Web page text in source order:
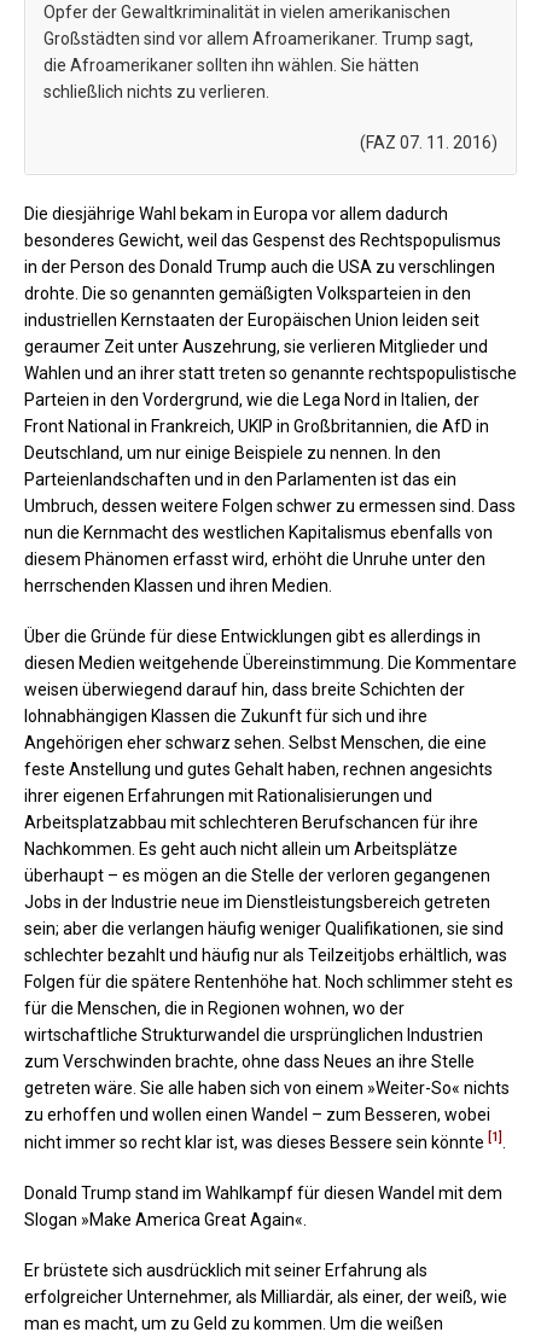
Opfer der Gewaltkriminalität in vielen amerikanischen
Großstädten sind vor allem Afroamerikaner. Trump sagt,
die Afroamerikaner sollten ihn wählen. Sie hätten
schließlich nichts zu verlieren.
(FAZ 07. 11. 2016)
Die diesjährige Wahl bekam in Europa vor allem dadurch
besonderes Gewicht, weil das Gespenst des Rechtspopulismus
in der Person des Donald Trump auch die USA zu verschlingen
drohte. Die so genannten gemäßigten Volksparteien in den
industriellen Kernstaaten der Europäischen Union leiden seit
geraumer Zeit unter Auszehrung, sie verlieren Mitglieder und
Wahlen und an ihrer statt treten so genannte rechtspopulistische
Parteien in den Vordergrund, wie die Lega Nord in Italien, der
Front National in Frankreich, UKIP in Großbritannien, die AfD in
Deutschland, um nur einige Beispiele zu nennen. In den
Parteienlandschaften und in den Parlamenten ist das ein
Umbruch, dessen weitere Folgen schwer zu ermessen sind. Dass
nun die Kernmacht des westlichen Kapitalismus ebenfalls von
diesem Phänomen erfasst wird, erhöht die Unruhe unter den
herrschenden Klassen und ihren Medien.
Über die Gründe für diese Entwicklungen gibt es allerdings in
diesen Medien weitgehende Übereinstimmung. Die Kommentare
weisen überwiegend darauf hin, dass breite Schichten der
lohnabhängigen Klassen die Zukunft für sich und ihre
Angehörigen eher schwarz sehen. Selbst Menschen, die eine
feste Anstellung und gutes Gehalt haben, rechnen angesichts
ihrer eigenen Erfahrungen mit Rationalisierungen und
Arbeitsplatzabbau mit schlechteren Berufschancen für ihre
Nachkommen. Es geht auch nicht allein um Arbeitsplätze
überhaupt – es mögen an die Stelle der verloren gegangenen
Jobs in der Industrie neue im Dienstleistungsbereich getreten
sein; aber die verlangen häufig weniger Qualifikationen, sie sind
schlechter bezahlt und häufig nur als Teilzeitjobs erhältlich, was
Folgen für die spätere Rentenhöhe hat. Noch schlimmer steht es
für die Menschen, die in Regionen wohnen, wo der
wirtschaftliche Strukturwandel die ursprünglichen Industrien
zum Verschwinden brachte, ohne dass Neues an ihre Stelle
getreten wäre. Sie alle haben sich von einem »Weiter-So« nichts
zu erhoffen und wollen einen Wandel – zum Besseren, wobei
nicht immer so recht klar ist, was dieses Bessere sein könnte [1]
Donald Trump stand im Wahlkampf für diesen Wandel mit dem
Slogan »Make America Great Again«.
Er brüstete sich ausdrücklich mit seiner Erfahrung als
erfolgreicher Unternehmer, als Milliardär, als einer, der weiß, wie
man es macht, um zu Geld zu kommen. Um die weißen